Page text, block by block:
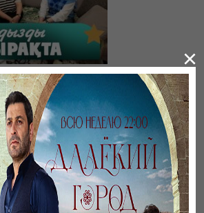
сұхбат беріп, күйеуі мен
| Жұлдызды шаңырақта
×